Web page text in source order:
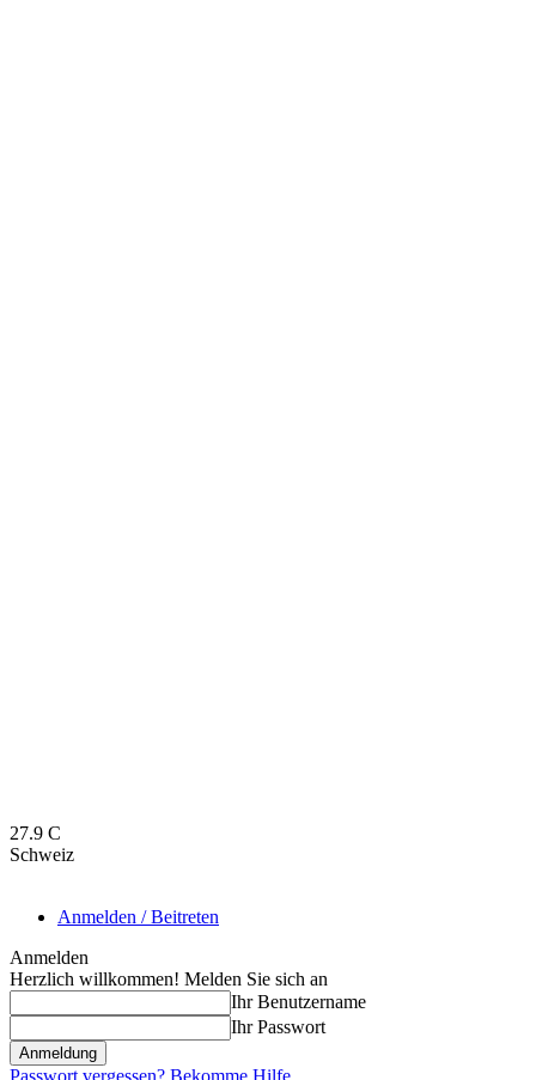
27.9 C
Schweiz
Anmelden / Beitreten
Anmelden
Herzlich willkommen! Melden Sie sich an
Ihr Benutzername
Ihr Passwort
Passwort vergessen? Bekomme Hilfe